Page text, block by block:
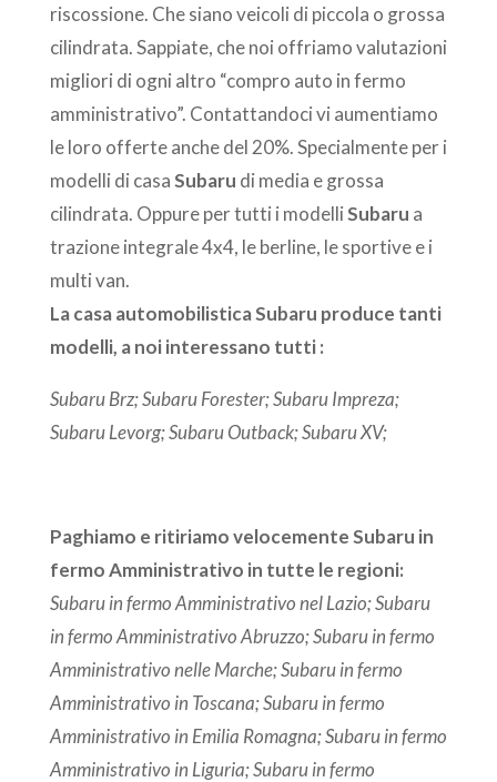
riscossione. Che siano veicoli di piccola o grossa
cilindrata. Sappiate, che noi offriamo valutazioni
migliori di ogni altro “compro auto in fermo
amministrativo”. Contattandoci vi aumentiamo
le loro offerte anche del 20%. Specialmente per i
modelli di casaSubaru di media e grossa
cilindrata. Oppure per tutti i modelliSubaru a
trazione integrale 4x4, le berline, le sportive e i
multi van.
La casa automobilisticaSubaru produce tanti
modelli, a noi interessano tutti :
Subaru Brz; Subaru Forester; Subaru Impreza;
Subaru Levorg; Subaru Outback; Subaru XV;
Paghiamo e ritiriamo velocemente Subaru in
fermo Amministrativo in tutte le regioni:
Subaru in fermo Amministrativo nel Lazio; Subaru
in fermo Amministrativo Abruzzo; Subaru in fermo
Amministrativo nelle Marche; Subaru in fermo
Amministrativo in Toscana; Subaru in fermo
Amministrativo in Emilia Romagna; Subaru in fermo
Amministrativo in Liguria; Subaru in fermo